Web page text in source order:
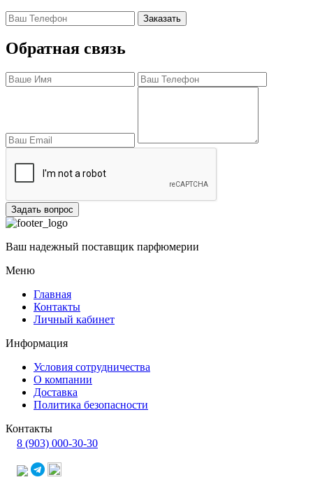
Заказать
Обратная связь
Задать вопрос
Ваш надежный поставщик парфюмерии
Меню
Главная
Контакты
Личный кабинет
Информация
Условия сотрудничества
О компании
Доставка
Политика безопасности
Контакты
8 (903) 000-30-30